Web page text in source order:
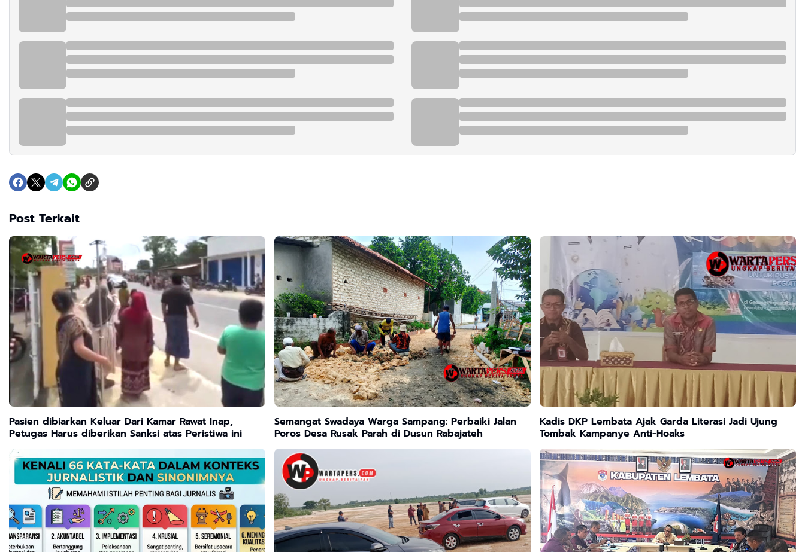
Post Terkait
Pasien dibiarkan Keluar Dari Kamar Rawat Inap,
Petugas Harus diberikan Sanksi atas Peristiwa ini
Semangat Swadaya Warga Sampang: Perbaiki Jalan
Poros Desa Rusak Parah di Dusun Rabajateh
Kadis DKP Lembata Ajak Garda Literasi Jadi Ujung
Tombak Kampanye Anti-Hoaks